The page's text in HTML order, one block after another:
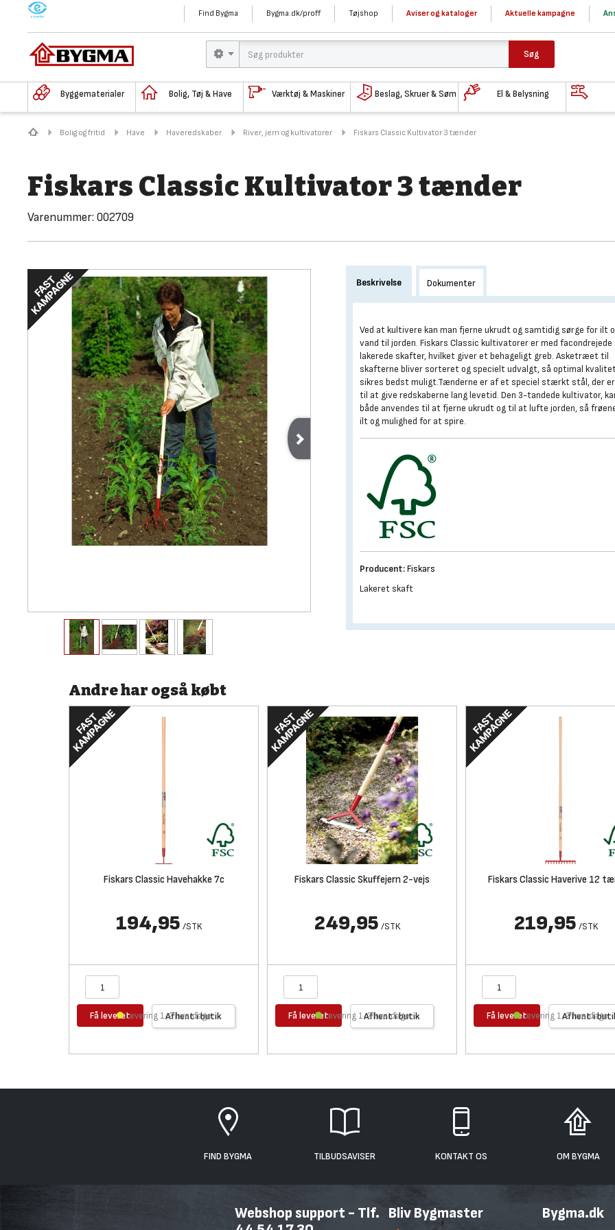
M Find Bygma Bygma.dk/proff Tøjshop Aviser og kataloger Aktuelle kampagne
Søg
Byggematerialer Bolig, Tøj & Have Værktøj & Maskiner Beslag, Skruer & Søm El & Belysning
Bolig og fritid Have Haveredskaber River, jern og kultivatorer Fiskars Classic Kultivator 3 tænder
Fiskars Classic Kultivator 3 tænder
Varenummer: 002709
Beskrivelse Dokumenter
Ved at kultivere kan man fjerne ukrudt og samtidig sørge for ilt
vand til jorden. Fiskars Classic kultivatorer er med facondrejede
lakerede skafter, hvilket giver et behageligt greb. Asketræet til
skafterne bliver sorteret og specielt udvalgt, så optimal
sikres bedst muligt.Tænderne er af et speciel stærkt stål, der
til at give redskaberne lang levetid. Den 3-tandede kultivator,
både anvendes til at fjerne ukrudt og til at lufte jorden, så
ilt og mulighed for at spire.
Producent:Fiskars
Lakeret skaft
Andre har også købt
Fiskars Classic Havehakke 7c
194,95 /STK
Få leveret Afhent i butik
Levering 1-2 hverdage
Fiskars Classic Skuffejern 2-vejs
249,95 /STK
Få leveret Afhent i butik
Levering 1-2 hverdage
Fiskars Classic Haverive 12
219,95 /STK
Få leveret Afhent i
Levering 1-2 hverdage
FIND BYGMA TILBUDSAVISER KONTAKT OS OM BYGMA
Webshop support - Tlf. Bliv Bygmaster Bygma.dk